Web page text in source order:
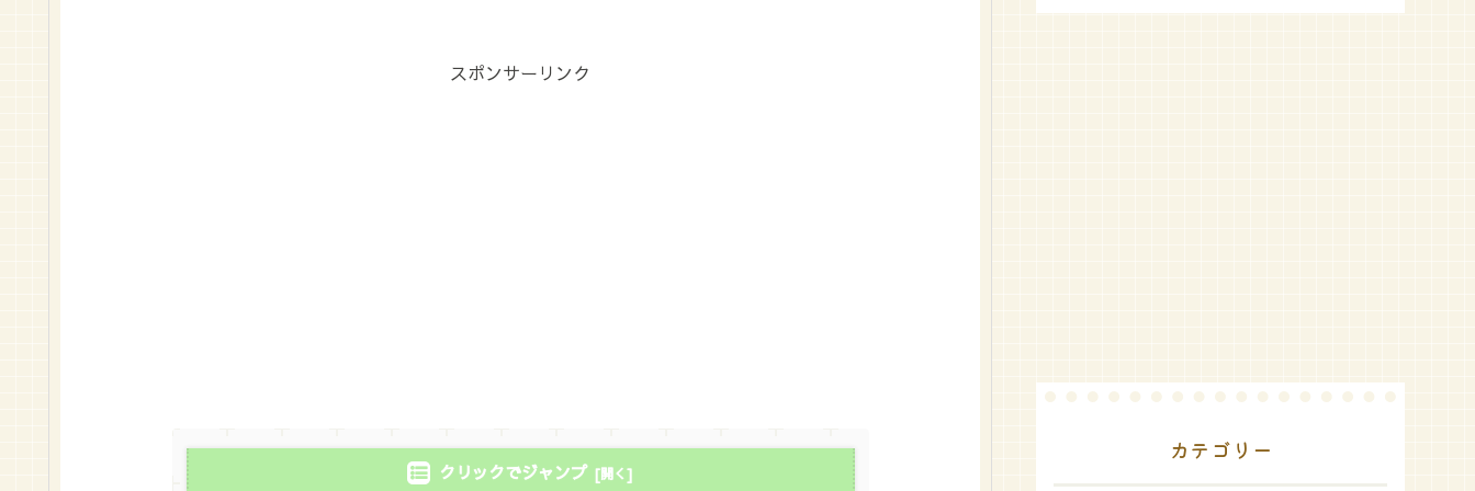
スポンサーリンク
クリックでジャンプ
カテゴリー